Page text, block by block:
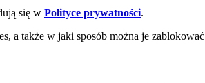
się w Polityce prywatności.
a także w jaki sposób można je